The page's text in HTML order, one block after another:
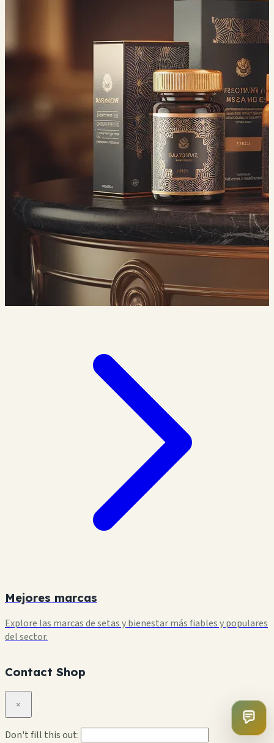
Mejores marcas
Explore las marcas de setas y bienestar más fiables y populares
del sector.
Contact Shop
×
Don't fill this out: